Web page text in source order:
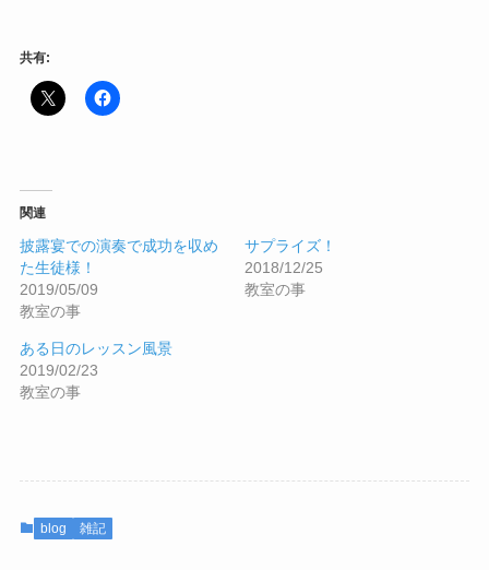
共有:
関連
披露宴での演奏で成功を収め
た生徒様！
2019/05/09
教室の事
サプライズ！
2018/12/25
教室の事
ある日のレッスン風景
2019/02/23
教室の事
blog 雑記